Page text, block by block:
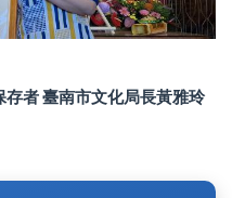
存者 臺南市文化局長黃雅玲